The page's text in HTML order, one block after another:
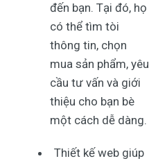
đến bạn. Tại đó, họ
có thể tìm tòi
thông tin, chọn
mua sản phẩm, yêu
cầu tư vấn và giới
thiệu cho bạn bè
một cách dễ dàng.
Thiết kế web giúp